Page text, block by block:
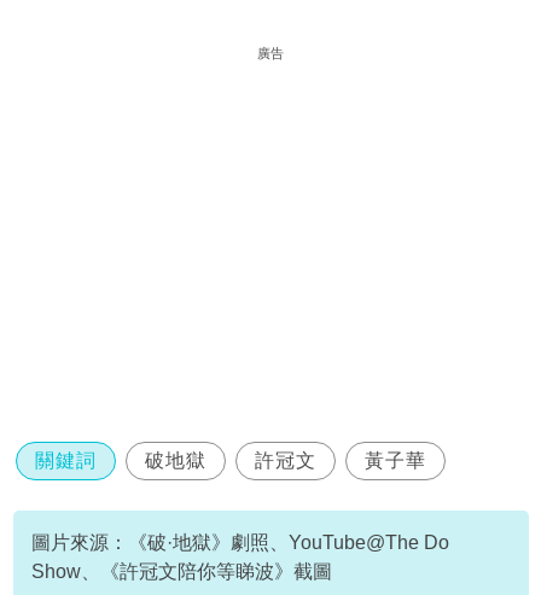
廣告
關鍵詞 破地獄 許冠文 黃子華
圖片來源：《破·地獄》劇照、YouTube@The Do
Show、《許冠文陪你等睇波》截圖